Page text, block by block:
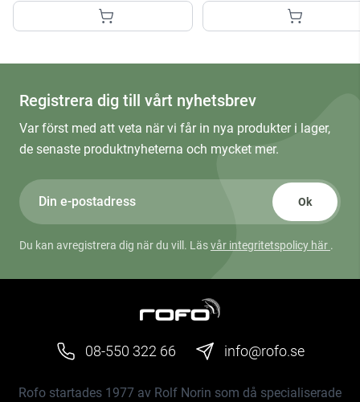
Registrera dig till vårt nyhetsbrev
Var först med att veta när vi får in nya produkter i lager,
de senaste produktnyheterna och mycket mer.
Ok
Du kan avregistrera dig när du vill. Läsvår integritetspolicy här .
08-550 322 66 info@rofo.se
Rofo startades 1977 av Rolf Norin som då specialiserade